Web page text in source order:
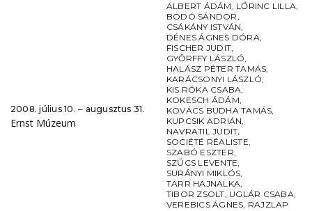
2008. július 10. ‒ augusztus 31.
Ernst Múzeum
ALBERT ÁDÁM, LŐRINC LILLA,
BODÓ SÁNDOR,
CSÁKÁNY ISTVÁN,
DÉNES ÁGNES DÓRA,
FISCHER JUDIT,
GYŐRFFY LÁSZLÓ,
HALÁSZ PÉTER TAMÁS,
KARÁCSONYI LÁSZLÓ,
KIS RÓKA CSABA,
KOKESCH ÁDÁM,
KOVÁCS BUDHA TAMÁS,
KUPCSIK ADRIÁN,
NAVRATIL JUDIT,
SOCIÉTÉ RÉALISTE,
SZABÓ ESZTER,
SZŰCS LEVENTE,
SURÁNYI MIKLÓS,
TARR HAJNALKA,
TIBOR ZSOLT, UGLÁR CSABA,
VEREBICS ÁGNES, RAJZLAP